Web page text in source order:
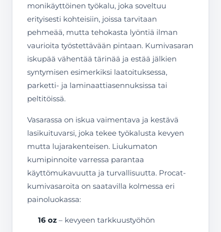
monikäyttöinen työkalu, joka soveltuu
erityisesti kohteisiin, joissa tarvitaan
pehmeää, mutta tehokasta lyöntiä ilman
vaurioita työstettävään pintaan. Kumivasaran
iskupää vähentää tärinää ja estää jälkien
syntymisen esimerkiksi laatoituksessa,
parketti- ja laminaattiasennuksissa tai
peltitöissä.
Vasarassa on iskua vaimentava ja kestävä
lasikuituvarsi, joka tekee työkalusta kevyen
mutta lujarakenteisen. Liukumaton
kumipinnoite varressa parantaa
käyttömukavuutta ja turvallisuutta. Procat-
kumivasaroita on saatavilla kolmessa eri
painoluokassa:
16 oz – kevyeen tarkkuustyöhön